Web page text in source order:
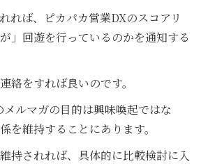
れば、ピカパカ営業DXのスコアリ
」回遊を行っているのかを通知する
絡をすれば良いのです。
ルマガの目的は興味喚起ではな
を維持することにあります。
持されれば、具体的に比較検討に入